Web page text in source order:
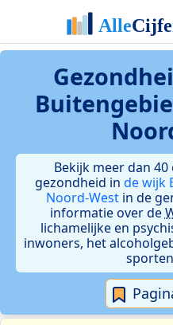
Bekijk meer dan
gezondheid in de wijk
Noord-Westin de
informatie over de
lichamelijke en
inwoners, het